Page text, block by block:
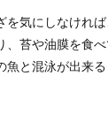
を気にしなけれ
、苔や油膜を食
と混泳が出来る